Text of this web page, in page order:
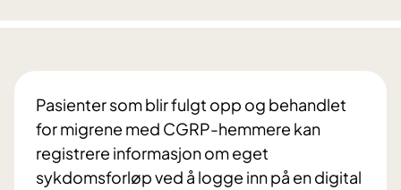
Pasienter som blir fulgt opp og behandlet
for migrene med CGRP-hemmere kan
registrere informasjon om eget
sykdomsforløp ved å logge inn på en digital